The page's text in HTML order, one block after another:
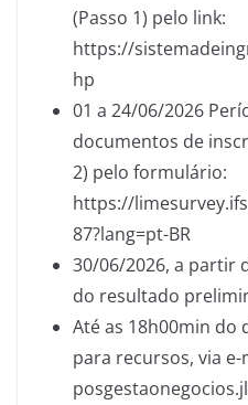
(Passo 1) pelo link:
https://
hp
01 a 24/06/2026
documentos de
2) pelo formulário:
https://
87?lang=pt-BR
30/06/2026, a partir
do resultado
Até as 18h00min do
para recursos, via e-